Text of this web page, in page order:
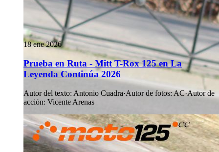
18 ene 2026
Prueba en Ruta - Mitt T-Rox 125 en La
Leyenda Continúa 2026
Autor del texto: Antonio Cuadra·Autor de fotos:AC·Autor de
acción: Vicente Arenas